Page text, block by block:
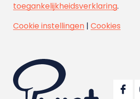
toegankelijkheidsverklaring.
Cookie instellingen| Cookies